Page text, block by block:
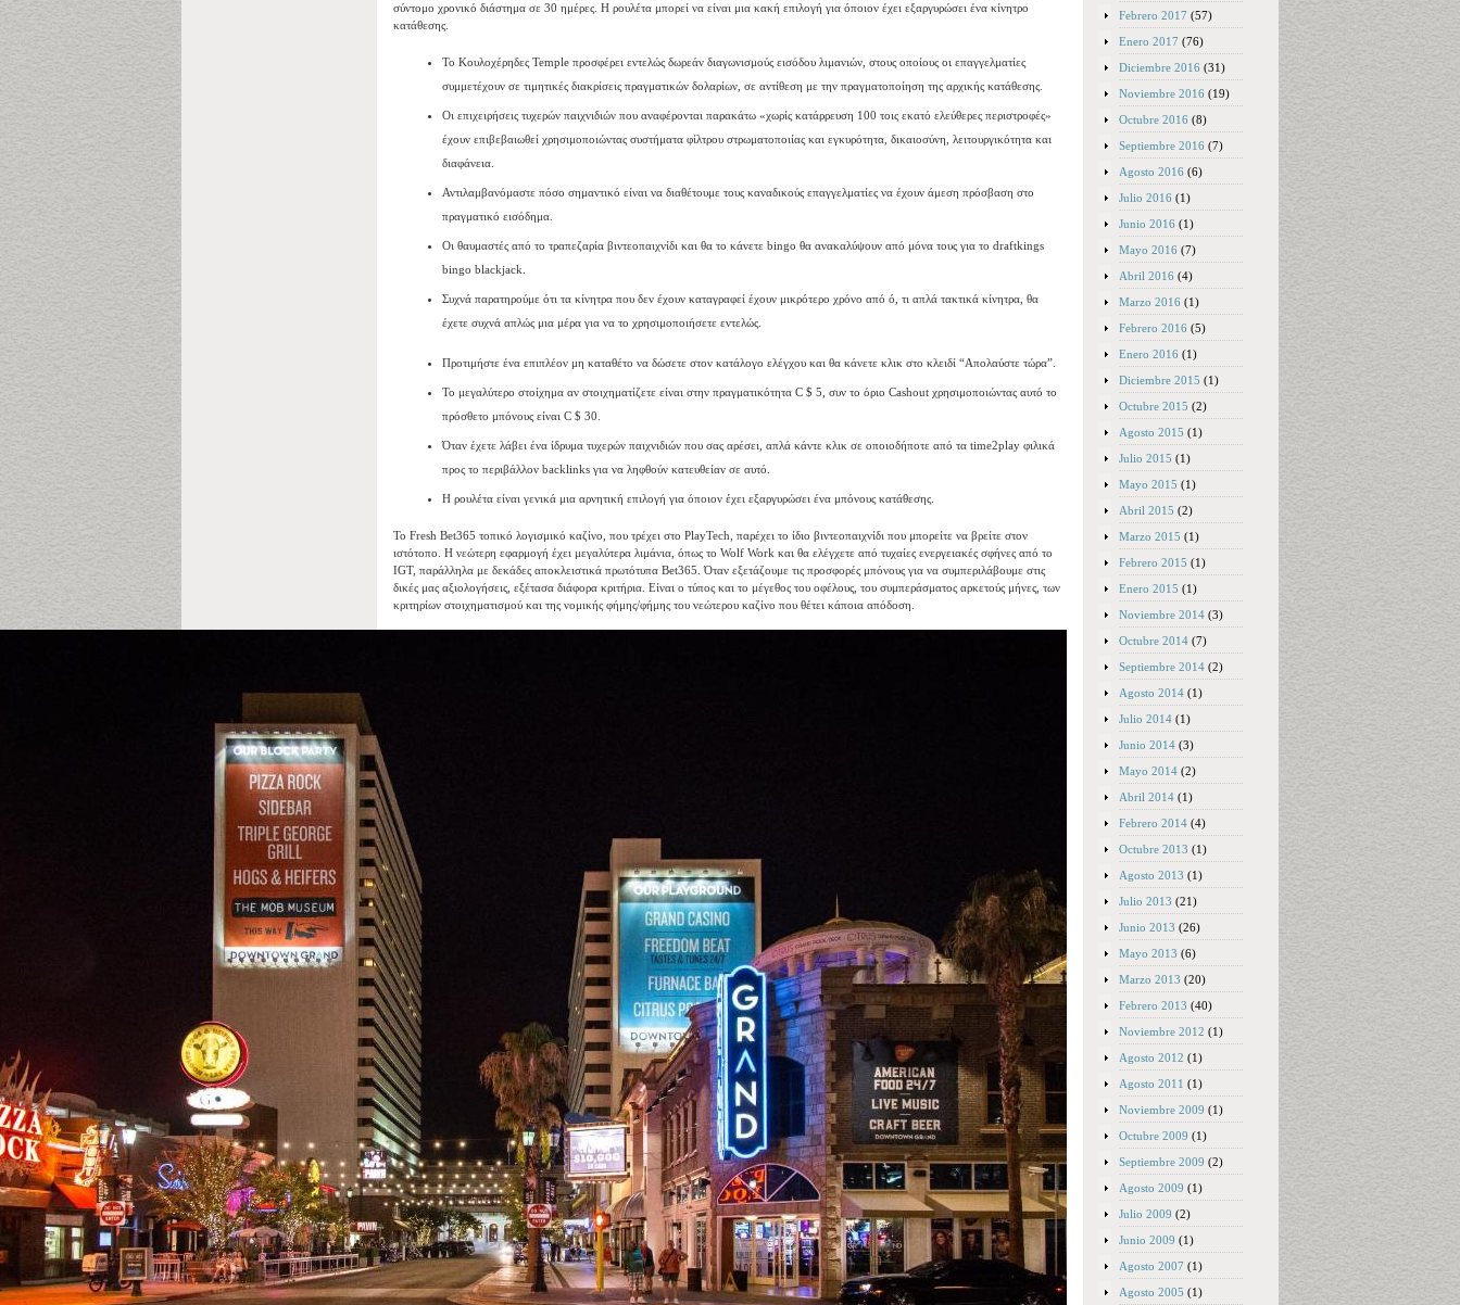
σύντομο χρονικό διάστημα σε 30 ημέρες. Η ρουλέτα μπορεί να είναι μια κακή επιλογή για όποιον έχει εξαργυρώσει ένα κίνητρο
κατάθεσης.
Το Κουλοχέρηδες Temple προσφέρει εντελώς δωρεάν διαγωνισμούς εισόδου λιμανιών, στους οποίους οι επαγγελματίες
συμμετέχουν σε τιμητικές διακρίσεις πραγματικών δολαρίων, σε αντίθεση με την πραγματοποίηση της αρχικής κατάθεσης.
Οι επιχειρήσεις τυχερών παιχνιδιών που αναφέρονται παρακάτω «χωρίς κατάρρευση 100 τοις εκατό ελεύθερες περιστροφές»
έχουν επιβεβαιωθεί χρησιμοποιώντας συστήματα φίλτρου στρωματοποιίας και εγκυρότητα, δικαιοσύνη, λειτουργικότητα και
διαφάνεια.
Αντιλαμβανόμαστε πόσο σημαντικό είναι να διαθέτουμε τους καναδικούς επαγγελματίες να έχουν άμεση πρόσβαση στο
πραγματικό εισόδημα.
Οι θαυμαστές από το τραπεζαρία βιντεοπαιχνίδι και θα το κάνετε bingo θα ανακαλύψουν από μόνα τους για το draftkings
bingo blackjack.
Συχνά παρατηρούμε ότι τα κίνητρα που δεν έχουν καταγραφεί έχουν μικρότερο χρόνο από ό, τι απλά τακτικά κίνητρα, θα
έχετε συχνά απλώς μια μέρα για να το χρησιμοποιήσετε εντελώς.
Προτιμήστε ένα επιπλέον μη καταθέτο να δώσετε στον κατάλογο ελέγχου και θα κάνετε κλικ στο κλειδί “Απολαύστε τώρα”.
Το μεγαλύτερο στοίχημα αν στοιχηματίζετε είναι στην πραγματικότητα C $ 5, συν το όριο Cashout χρησιμοποιώντας αυτό το
πρόσθετο μπόνους είναι C $ 30.
Όταν έχετε λάβει ένα ίδρυμα τυχερών παιχνιδιών που σας αρέσει, απλά κάντε κλικ σε οποιοδήποτε από τα time2play φιλικά
προς το περιβάλλον backlinks για να ληφθούν κατευθείαν σε αυτό.
Η ρουλέτα είναι γενικά μια αρνητική επιλογή για όποιον έχει εξαργυρώσει ένα μπόνους κατάθεσης.
Το Fresh Bet365 τοπικό λογισμικό καζίνο, που τρέχει στο PlayTech, παρέχει το ίδιο βιντεοπαιχνίδι που μπορείτε να βρείτε στον
ιστότοπο. Η νεώτερη εφαρμογή έχει μεγαλύτερα λιμάνια, όπως το Wolf Work και θα ελέγχετε από τυχαίες ενεργειακές σφήνες από το
IGT, παράλληλα με δεκάδες αποκλειστικά πρωτότυπα Bet365. Όταν εξετάζουμε τις προσφορές μπόνους για να συμπεριλάβουμε στις
δικές μας αξιολογήσεις, εξέτασα διάφορα κριτήρια. Είναι ο τύπος και το μέγεθος του οφέλους, του συμπεράσματος αρκετούς μήνες, των
κριτηρίων στοιχηματισμού και της νομικής φήμης/φήμης του νεώτερου καζίνο που θέτει κάποια απόδοση.
Febrero 2017 (57)
Enero 2017 (76)
Diciembre 2016 (31)
Noviembre 2016 (19)
Octubre 2016 (8)
Septiembre 2016 (7)
Agosto 2016 (6)
Julio 2016 (1)
Junio 2016 (1)
Mayo 2016 (7)
Abril 2016 (4)
Marzo 2016 (1)
Febrero 2016 (5)
Enero 2016 (1)
Diciembre 2015 (1)
Octubre 2015 (2)
Agosto 2015 (1)
Julio 2015 (1)
Mayo 2015 (1)
Abril 2015 (2)
Marzo 2015 (1)
Febrero 2015 (1)
Enero 2015 (1)
Noviembre 2014 (3)
Octubre 2014 (7)
Septiembre 2014 (2)
Agosto 2014 (1)
Julio 2014 (1)
Junio 2014 (3)
Mayo 2014 (2)
Abril 2014 (1)
Febrero 2014 (4)
Octubre 2013 (1)
Agosto 2013 (1)
Julio 2013 (21)
Junio 2013 (26)
Mayo 2013 (6)
Marzo 2013 (20)
Febrero 2013 (40)
Noviembre 2012 (1)
Agosto 2012 (1)
Agosto 2011 (1)
Noviembre 2009 (1)
Octubre 2009 (1)
Septiembre 2009 (2)
Agosto 2009 (1)
Julio 2009 (2)
Junio 2009 (1)
Agosto 2007 (1)
Agosto 2005 (1)